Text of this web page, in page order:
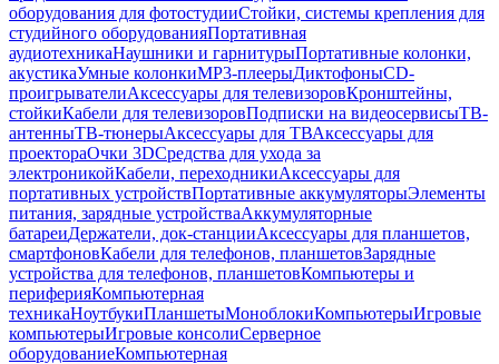
оборудования для фотостудииСтойки, системы крепления для
студийного оборудованияПортативная
аудиотехникаНаушники и гарнитурыПортативные колонки,
акустикаУмные колонкиMP3-плеерыДиктофоныCD-
проигрывателиАксессуары для телевизоровКронштейны,
стойкиКабели для телевизоровПодписки на видеосервисыТВ-
антенныТВ-тюнерыАксессуары для ТВАксессуары для
проектораОчки 3DСредства для ухода за
электроникойКабели, переходникиАксессуары для
портативных устройствПортативные аккумуляторыЭлементы
питания, зарядные устройстваАккумуляторные
батареиДержатели, док-станцииАксессуары для планшетов,
смартфоновКабели для телефонов, планшетовЗарядные
устройства для телефонов, планшетовКомпьютеры и
периферияКомпьютерная
техникаНоутбукиПланшетыМоноблокиКомпьютерыИгровые
компьютерыИгровые консолиСерверное
оборудованиеКомпьютерная